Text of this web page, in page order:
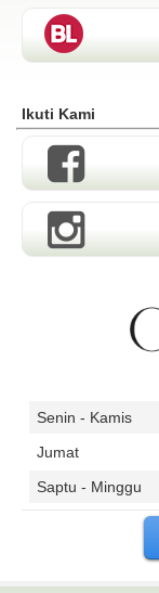
Ikuti Kami
Senin - Kamis
Jumat
Saptu - Minggu